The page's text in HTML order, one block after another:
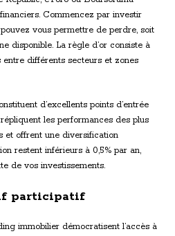
Commencez par investir
vous permettre de perdre, soit
disponible. La règle d’or consiste à
différents secteurs et zones
d’excellents points d’entrée
les performances des plus
et offrent une diversification
restent inférieurs à 0,5% par an,
de vos investissements.
participatif
immobilier démocratisent l’accès à